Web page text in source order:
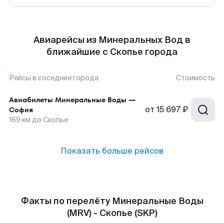
Авиарейсы из Минеральных Вод в
ближайшие с Скопье города
Рейсы в соседние города Стоимость
Авиабилеты Минеральные Воды —
София
169 км до Скопье
от 15 697 ₽
Показать больше рейсов
Факты по перелёту Минеральные Воды
(MRV) - Скопье (SKP)